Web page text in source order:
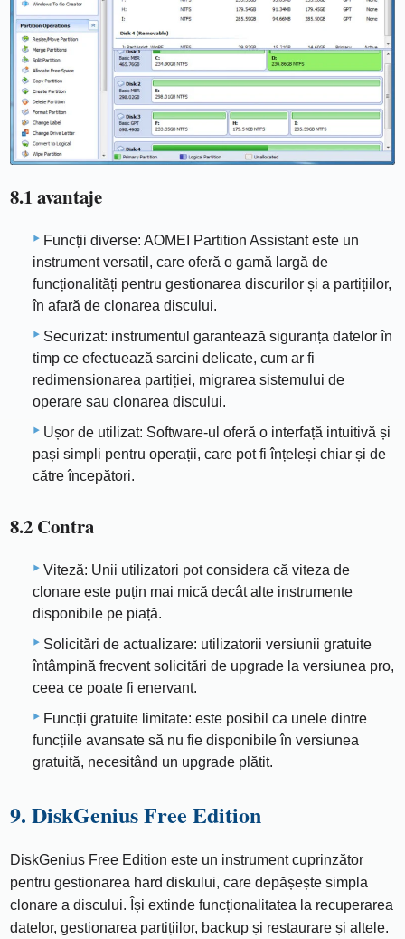
8.1 avantaje
Funcții diverse: AOMEI Partition Assistant este un
instrument versatil, care oferă o gamă largă de
funcționalități pentru gestionarea discurilor și a partițiilor,
în afară de clonarea discului.
Securizat: instrumentul garantează siguranța datelor în
timp ce efectuează sarcini delicate, cum ar fi
redimensionarea partiției, migrarea sistemului de
operare sau clonarea discului.
Ușor de utilizat: Software-ul oferă o interfață intuitivă și
pași simpli pentru operații, care pot fi înțeleși chiar și de
către începători.
8.2 Contra
Viteză: Unii utilizatori pot considera că viteza de
clonare este puțin mai mică decât alte instrumente
disponibile pe piață.
Solicitări de actualizare: utilizatorii versiunii gratuite
întâmpină frecvent solicitări de upgrade la versiunea pro,
ceea ce poate fi enervant.
Funcții gratuite limitate: este posibil ca unele dintre
funcțiile avansate să nu fie disponibile în versiunea
gratuită, necesitând un upgrade plătit.
9. DiskGenius Free Edition
DiskGenius Free Edition este un instrument cuprinzător
pentru gestionarea hard diskului, care depășește simpla
clonare a discului. Își extinde funcționalitatea la recuperarea
datelor, gestionarea partițiilor, backup și restaurare și altele.